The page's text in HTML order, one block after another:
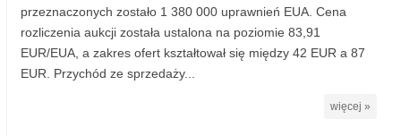
przeznaczonych zostało 1 380 000 uprawnień EUA. Cena
rozliczenia aukcji została ustalona na poziomie 83,91
EUR/EUA, a zakres ofert kształtował się między 42 EUR a 87
EUR. Przychód ze sprzedaży...
więcej »